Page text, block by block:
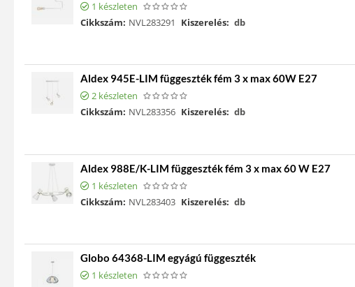
1 készleten
Cikkszám: NVL283291 Kiszerelés: db
Aldex 945E-LIM függeszték fém 3 x max 60W E27
2 készleten
Cikkszám: NVL283356 Kiszerelés: db
Aldex 988E/K-LIM függeszték fém 3 x max 60 W E27
1 készleten
Cikkszám: NVL283403 Kiszerelés: db
Globo 64368-LIM egyágú függeszték
1 készleten